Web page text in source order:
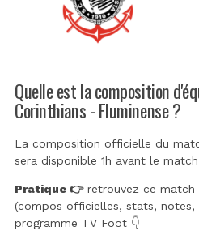
Quelle est la composition
Corinthians - Fluminense ?
La composition officielle du
sera disponible 1h avant le
Pratique 👉retrouvez ce match
(compos officielles, stats, notes,
programme TV Foot 👇